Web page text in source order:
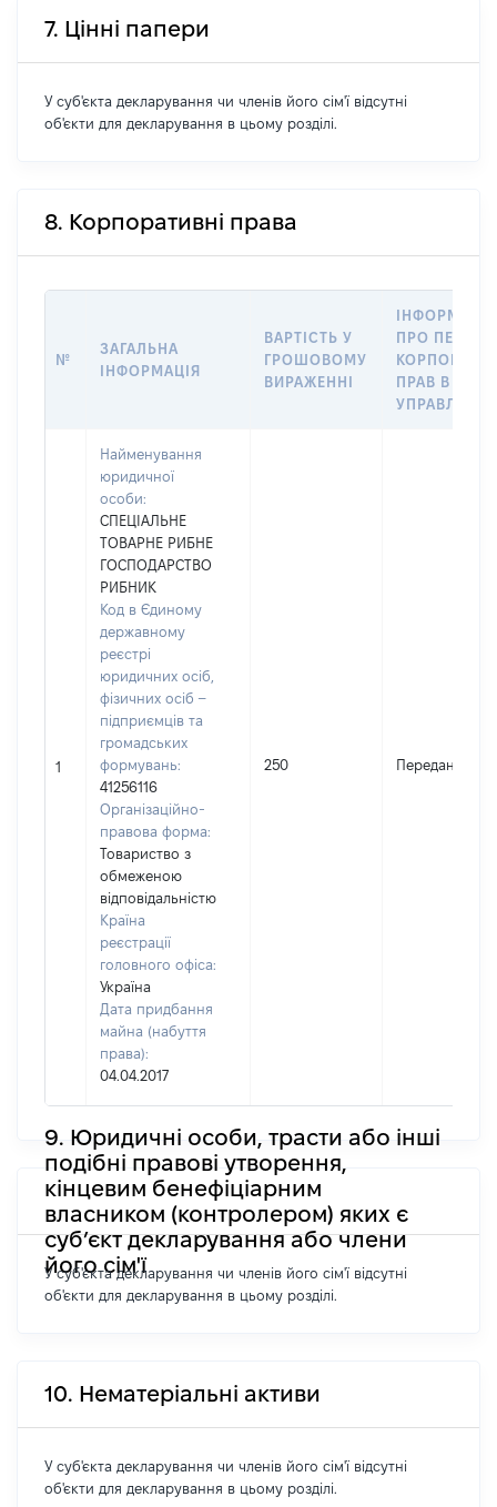
7. Цінні папери
У суб'єкта декларування чи членів його сім'ї відсутні
об'єкти для декларування в цьому розділі.
8. Корпоративні права
№
ЗАГАЛЬНА
ІНФОРМАЦІЯ
ВАРТІСТЬ У
ГРОШОВОМУ
ВИРАЖЕННІ
ІНФОРМАЦІЯ
ПРО
ПРАВ В
УПРАВЛІННЯ
1
Найменування
юридичної
особи:
СПЕЦІАЛЬНЕ
ТОВАРНЕ РИБНЕ
ГОСПОДАРСТВО
РИБНИК
Код в Єдиному
державному
реєстрі
юридичних осіб,
фізичних осіб –
підприємців та
громадських
формувань:
41256116
Організаційно-
правова форма:
Товариство з
обмеженою
відповідальністю
Країна
реєстрації
головного офіса:
Україна
Дата придбання
майна (набуття
права):
04.04.2017
250 Передано
9. Юридичні особи, трасти або інші
подібні правові утворення,
кінцевим бенефіціарним
власником (контролером) яких є
суб’єкт декларування або члени
його сім'ї
У суб'єкта декларування чи членів його сім'ї відсутні
об'єкти для декларування в цьому розділі.
10. Нематеріальні активи
У суб'єкта декларування чи членів його сім'ї відсутні
об'єкти для декларування в цьому розділі.